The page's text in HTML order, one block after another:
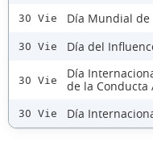
30 Vie Día Mundial
30 Vie Día del
30 Vie
Día
de la Conducta
30 Vie Día